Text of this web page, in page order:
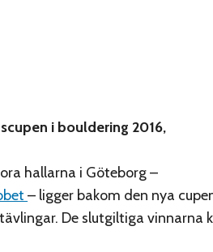
i bouldering 2016,
hallarna i Göteborg –
– ligger bakom den nya
De slutgiltiga vinnarna